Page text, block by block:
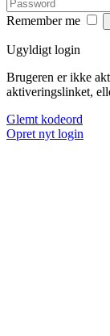
Remember me
Ugyldigt login
Brugeren er ikke
aktiveringslinket,
Glemt kodeord
Opret nyt login